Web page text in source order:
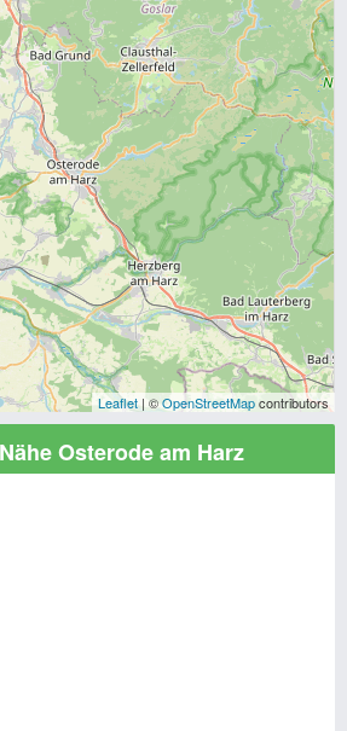
Leaflet| ©OpenStreetMapcontributors
Osterode am Harz